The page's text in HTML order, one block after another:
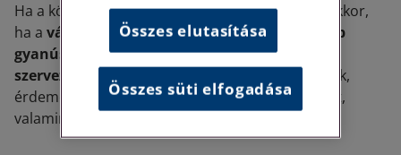
Ha a körülmények indokolják, igen. Különösen akkor,
ha a vásárló agresszív, menekülni próbál, több
gyanús bankjeggyel fizetne, vagy felmerül a
szervezett visszaélés gyanúja
. Ha a vevő távozik,
érdemes feljegyezni a személyleírását, ruházatát,
valamint gépjármű esetén a rendszámot.
Összes elutasítása
Összes süti elfogadása